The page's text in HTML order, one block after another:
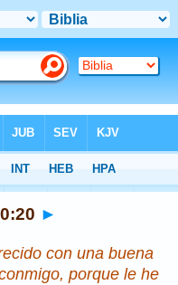
►
con una buena
porque le he